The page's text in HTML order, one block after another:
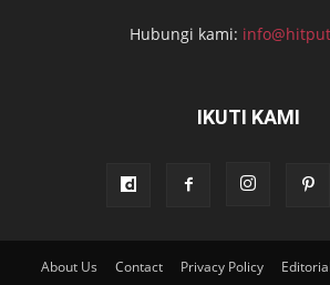
Hubungi kami:
IKUTI KAMI
About Us Contact Privacy Policy